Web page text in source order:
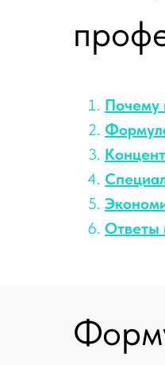
Почему
Ответы